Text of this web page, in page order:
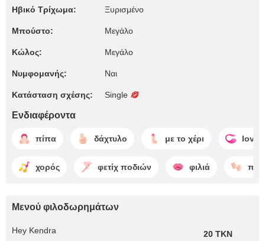
Ηβικό Τρίχωμα: Ξυρισμένο
Μπούστο: Μεγάλο
Κώλος: Μεγάλο
Νυμφομανής: Ναι
Κατάσταση σχέσης: Single
Ενδιαφέροντα
πίπα δάχτυλο με το χέρι
χορός φετίχ ποδιών φιλιά
Μενού φιλοδωρημάτων
Hey Kendra 20 TKN